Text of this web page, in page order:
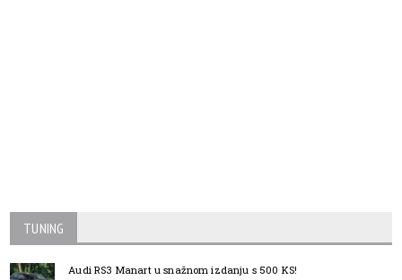
TUNING
Audi RS3 Manart u snažnom izdanju s 500 KS!